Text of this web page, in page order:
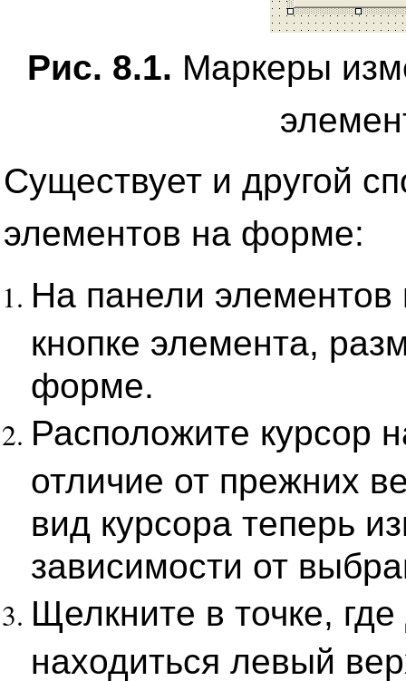
Рис. 8.1. Маркеры
Существует и другой
элементов на форме:
На панели элементов
кнопке элемента,
форме.
Расположите курсор
отличие от прежних
вид курсора теперь
зависимости от
Щелкните в точке,
находиться левый